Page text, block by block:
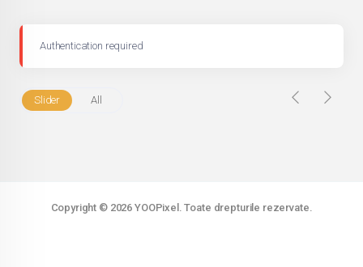
Authentication required
Slider All
Copyright © 2026 YOOPixel. Toate drepturile rezervate.